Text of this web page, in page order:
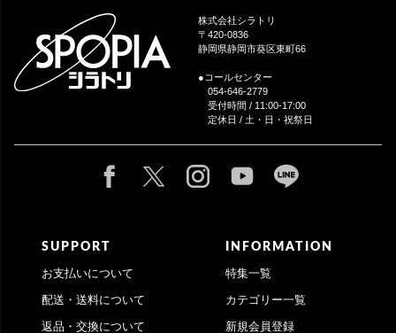
株式会社シラトリ
〒420-0836
静岡県静岡市葵区東町66
●コールセンター
054-646-2779
受付時間 / 11:00-17:00
定休日 / 土・日・祝祭日
SUPPORT
お支払いについて
配送・送料について
返品・交換について
INFORMATION
特集一覧
カテゴリー一覧
新規会員登録